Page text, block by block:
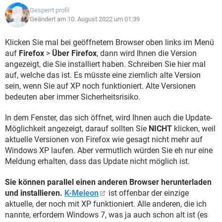
Gesperrt profil
Geändert am 10. August 2022 um 01:39
Klicken Sie mal bei geöffnetem Browser oben links im Menü
auf Firefox > Über Firefox, dann wird Ihnen die Version
angezeigt, die Sie installiert haben. Schreiben Sie hier mal
auf, welche das ist. Es müsste eine ziemlich alte Version
sein, wenn Sie auf XP noch funktioniert. Alte Versionen
bedeuten aber immer Sicherheitsrisiko.
In dem Fenster, das sich öffnet, wird Ihnen auch die Update-
Möglichkeit angezeigt, darauf sollten Sie NICHT klicken, weil
aktuelle Versionen von Firefox wie gesagt nicht mehr auf
Windows XP laufen. Aber vermutlich würden Sie eh nur eine
Meldung erhalten, dass das Update nicht möglich ist.
Sie können parallel einen anderen Browser herunterladen
und installieren. K-Meleon
ist offenbar der einzige
aktuelle, der noch mit XP funktioniert. Alle anderen, die ich
nannte, erfordern Windows 7, was ja auch schon alt ist (es